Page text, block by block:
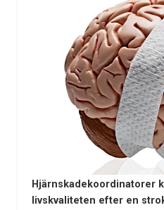
Hjärnskadekoordinatorer
livskvaliteten efter en